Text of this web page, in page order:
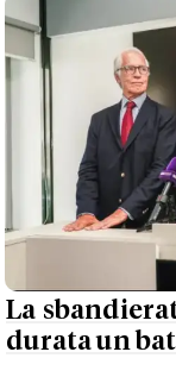
La
durata un